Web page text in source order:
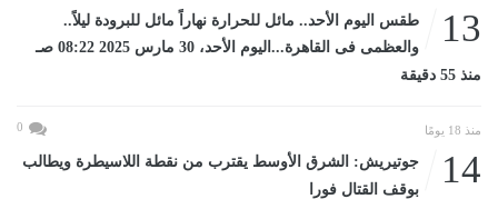
13
طقس اليوم الأحد.. مائل للحرارة نهاراً مائل للبرودة ليلاً..
والعظمى فى القاهرة...اليوم الأحد، 30 مارس 2025 08:22 صـ
منذ 55 دقيقة
منذ 18 يومًا 0
14
جوتيريش: الشرق الأوسط يقترب من نقطة اللاسيطرة ويطالب
بوقف القتال فورا